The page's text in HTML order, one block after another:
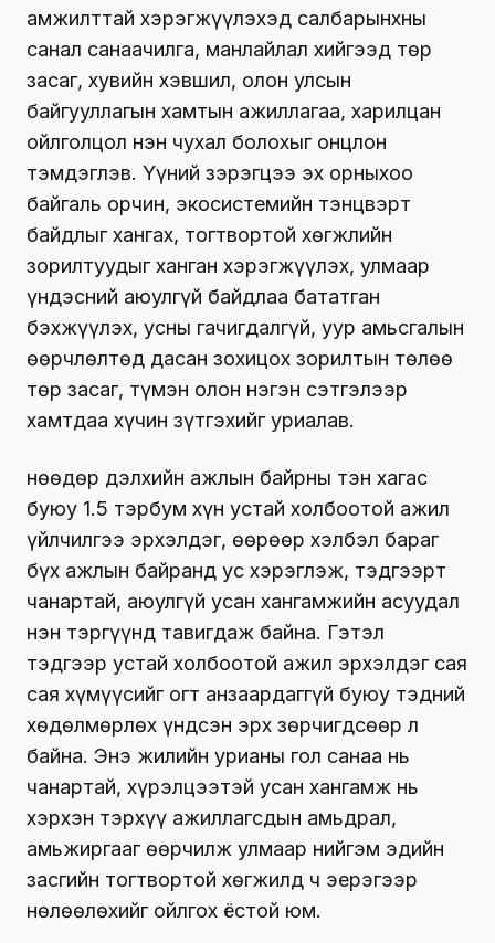
амжилттай хэрэгжүүлэхэд салбарынхны
санал санаачилга, манлайлал хийгээд төр
засаг, хувийн хэвшил, олон улсын
байгууллагын хамтын ажиллагаа, харилцан
ойлголцол нэн чухал болохыг онцлон
тэмдэглэв. Үүний зэрэгцээ эх орныхоо
байгаль орчин, экосистемийн тэнцвэрт
байдлыг хангах, тогтвортой хөгжлийн
зорилтуудыг ханган хэрэгжүүлэх, улмаар
үндэсний аюулгүй байдлаа бататган
бэхжүүлэх, усны гачигдалгүй, уур амьсгалын
өөрчлөлтөд дасан зохицох зорилтын төлөө
төр засаг, түмэн олон нэгэн сэтгэлээр
хамтдаа хүчин зүтгэхийг уриалав.
Өнөөдөр дэлхийн ажлын байрны тэн хагас
буюу 1.5 тэрбум хүн устай холбоотой ажил
үйлчилгээ эрхэлдэг, өөрөөр хэлбэл бараг
бүх ажлын байранд ус хэрэглэж, тэдгээрт
чанартай, аюулгүй усан хангамжийн асуудал
нэн тэргүүнд тавигдаж байна. Гэтэл
тэдгээр устай холбоотой ажил эрхэлдэг сая
сая хүмүүсийг огт анзаардаггүй буюу тэдний
хөдөлмөрлөх үндсэн эрх зөрчигдсөөр л
байна. Энэ жилийн урианы гол санаа нь
чанартай, хүрэлцээтэй усан хангамж нь
хэрхэн тэрхүү ажиллагсдын амьдрал,
амьжиргааг өөрчилж улмаар нийгэм эдийн
засгийн тогтвортой хөгжилд ч эерэгээр
нөлөөлөхийг ойлгох ёстой юм.